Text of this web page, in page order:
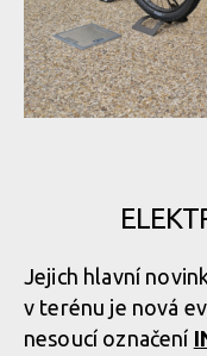
Rock Machine 2020 -
Rock Machine 2020 -
Rock Machine 2020 -
Rock Machine 2020 -
Rock Machine 2020 -
Jejich hlavní
v terénu je nová
nesoucí označení